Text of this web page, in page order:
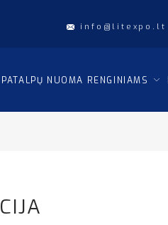
info@litexpo.lt
PATALPŲ NUOMA RENGINIAMS